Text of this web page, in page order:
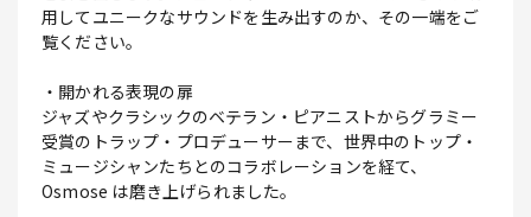
用してユニークなサウンドを生み出すのか、その一端をご
覧ください。
・開かれる表現の扉
ジャズやクラシックのベテラン・ピアニストからグラミー
受賞のトラップ・プロデューサーまで、世界中のトップ・
ミュージシャンたちとのコラボレーションを経て、
Osmose は磨き上げられました。